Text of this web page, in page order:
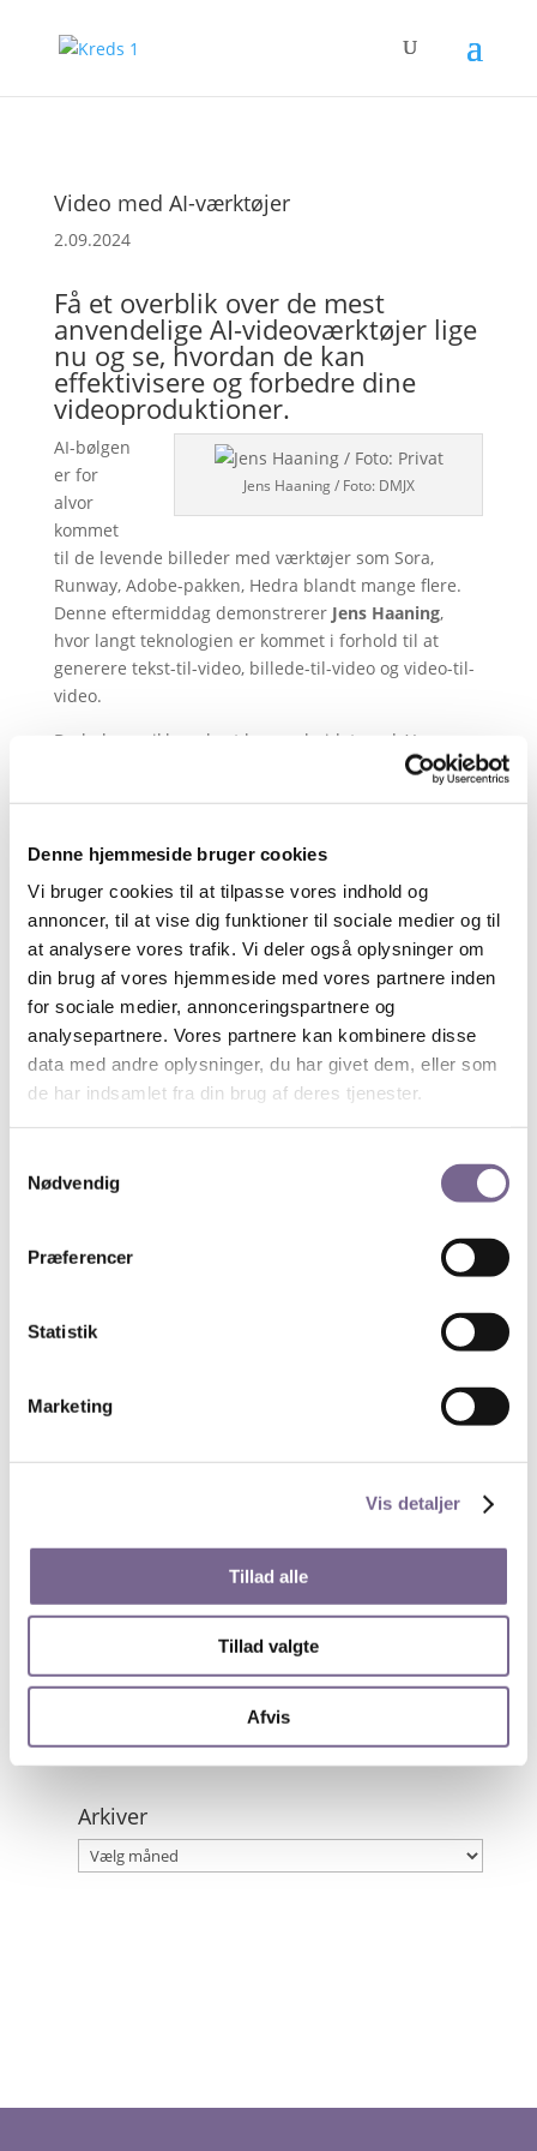
Denne hjemmeside bruger cookies
Vi bruger cookies til at tilpasse vores indhold og
annoncer, til at vise dig funktioner til sociale medier og til
at analysere vores trafik. Vi deler også oplysninger om
din brug af vores hjemmeside med vores partnere inden
for sociale medier, annonceringspartnere og
analysepartnere. Vores partnere kan kombinere disse
data med andre oplysninger, du har givet dem, eller som
de har indsamlet fra din brug af deres tjenester.
Nødvendig
Præferencer
Statistik
Marketing
Vis detaljer
Tillad alle
Tillad valgte
Afvis
Video med AI-værktøjer
2.09.2024
Få et overblik over de mest
anvendelige AI-videoværktøjer lige
nu og se, hvordan de kan
effektivisere og forbedre dine
videoproduktioner.
Jens Haaning / Foto: DMJX
AI-bølgen
er for
alvor
kommet
til de levende billeder med værktøjer som Sora,
Runway, Adobe-pakken, Hedra blandt mange flere.
Denne eftermiddag demonstrerer Jens Haaning,
hvor langt teknologien er kommet i forhold til at
generere tekst-til-video, billede-til-video og video-til-
video.
Du behøver ikke selv at have arbejdet med AI-
genereret video for at kunne følge med, men gerne
etiske og juridiske dilemmaer, teknologien rejser.
Jens Haaning er konsulent og underviser på DMJX
Efteruddannelser og har en fortid som klipper og
tilrettelægger i produktionsbranchen.
Tid og sted:
Onsdag den 9. oktober, kl. 17 – 19 i Cinemateket.
Du skal være medlem af Kreds 1 for at deltage. Det
er gratis, men der reserveres kr. 200 på din konto til
no-show-fee, som fastholdes ved udeblivelse og ved
Onlinetilmelding her.
Søg
Nyheder på de unges præmisser
Byg digitale værktøjer med AI – uden at kode
27. maj 2026
Tour de France fortalt gennem ikoniske fotos og
dramatiske anekdoter
Simone Nilsson fra Kristeligt Dagblad vinder
Arkiver
Arkiver